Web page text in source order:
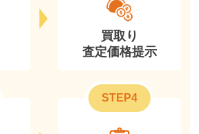
買取り
査定価格提示
STEP4